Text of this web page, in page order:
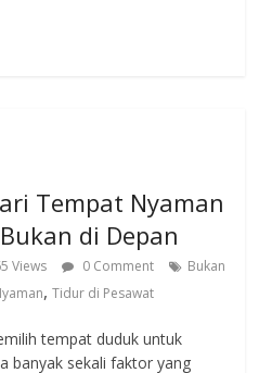
Tempat Nyaman
di Depan
Views 0 Comment
Bukan
,Tidur di Pesawat
tempat duduk untuk
banyak sekali faktor yang